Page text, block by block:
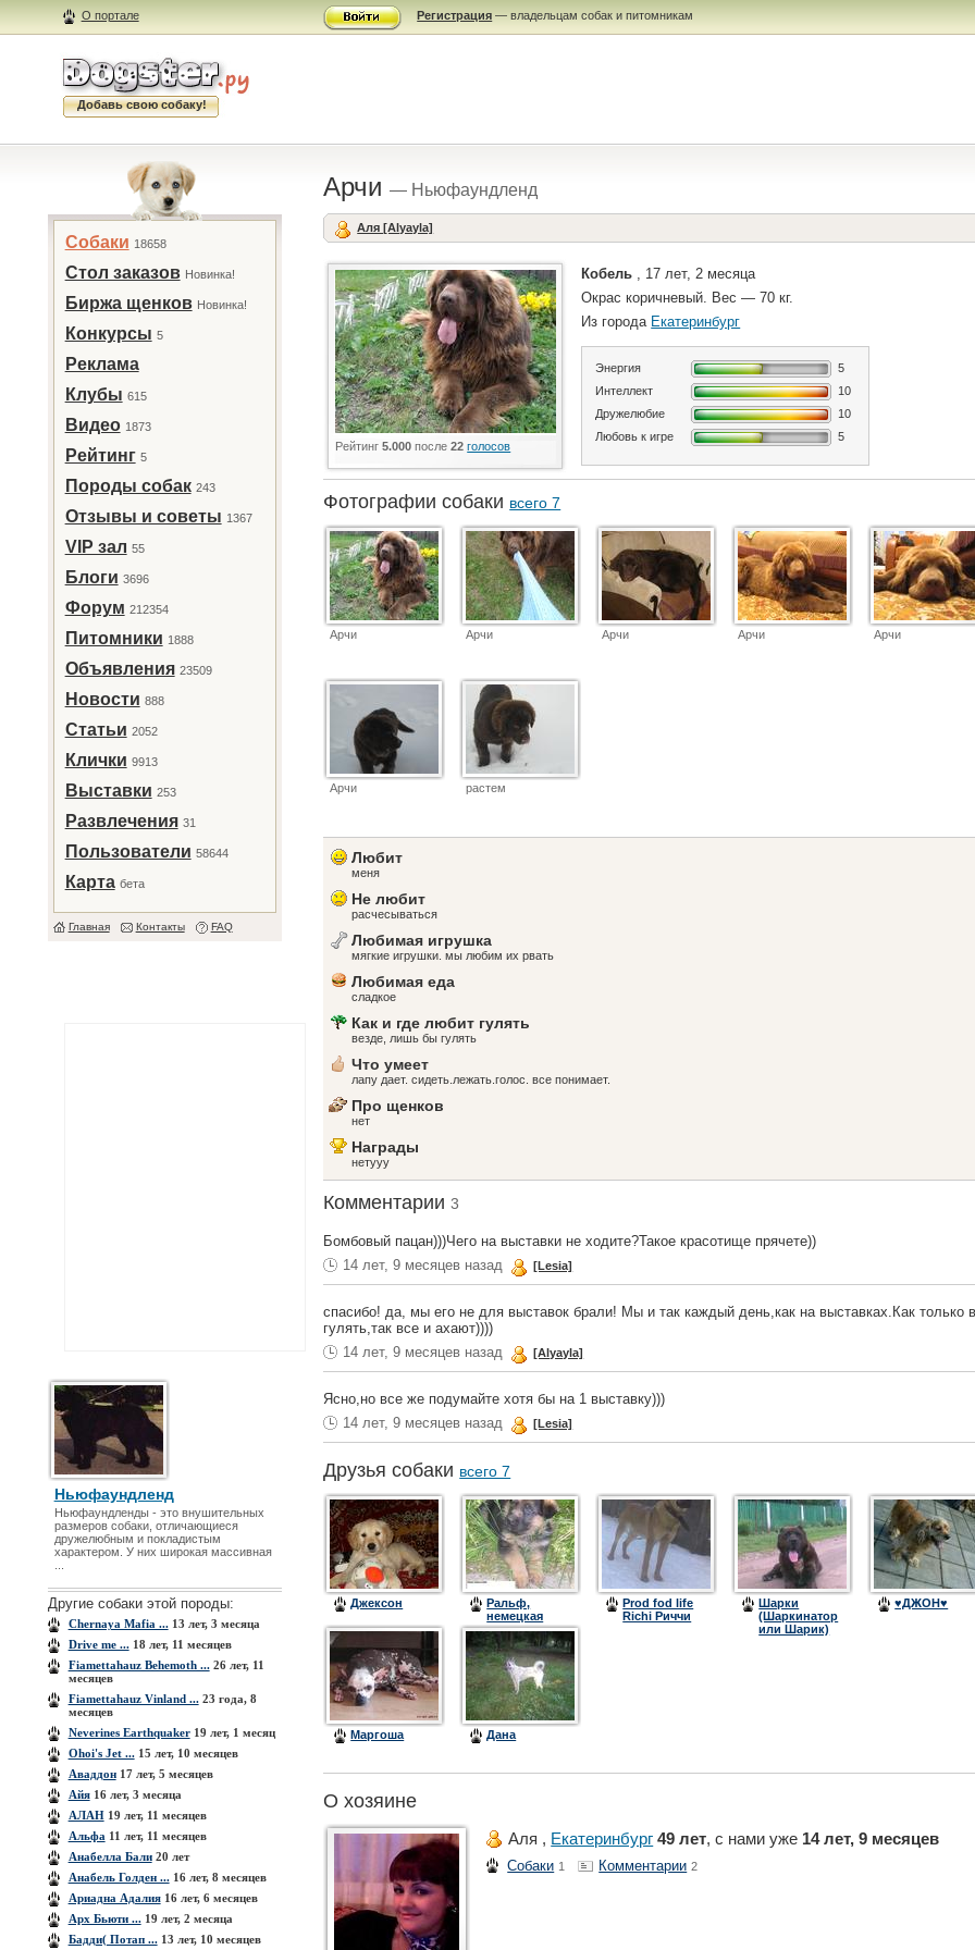
О портале Регистрация — владельцам собак и питомникам
Добавь свою собаку!
Собаки 18658
Стол заказов Новинка!
Биржа щенков Новинка!
Конкурсы 5
Реклама
Клубы 615
Видео 1873
Рейтинг 5
Породы собак 243
Отзывы и советы 1367
VIP зал 55
Блоги 3696
Форум 212354
Питомники 1888
Объявления 23509
Новости 888
Статьи 2052
Клички 9913
Выставки 253
Развлечения 31
Пользователи 58644
Карта бета
Главная Контакты FAQ
Ньюфаундленд
Ньюфаундленды - это внушительных
размеров собаки, отличающиеся
дружелюбным и покладистым
характером. У них широкая массивная
Другие собаки этой породы:
Chernaya Mafia ...13 лет, 3 месяца
Drive me ...18 лет, 11 месяцев
Fiamettahauz Behemoth ...26 лет, 11
месяцев
Fiamettahauz Vinland ...23 года, 8
месяцев
Neverines Earthquaker19 лет, 1 месяц
Ohoi's Jet ...15 лет, 10 месяцев
Аваддон17 лет, 5 месяцев
Айя16 лет, 3 месяца
АЛАН19 лет, 11 месяцев
Альфа 11 лет, 11 месяцев
Анабелла Бали20 лет
Анабель Голден ...16 лет, 8 месяцев
Ариадна Адалия16 лет, 6 месяцев
Арх Бьюти ...19 лет, 2 месяца
Бадди( Потап ...13 лет, 10 месяцев
Арчи— Ньюфаундленд
Аля [Alyayla]
Рейтинг5.000 после22 голосов
Кобель , 17 лет, 2 месяца
Окрас коричневый. Вес — 70 кг.
Из города Екатеринбург
Энергия
5
Интеллект
10
Дружелюбие
10
Любовь к игре
5
Фотографии собаки всего 7
Арчи Арчи Арчи Арчи Арчи
Арчи растем
Любит
меня
Не любит
расчесываться
Любимая игрушка
мягкие игрушки. мы любим их рвать
Любимая еда
сладкое
Как и где любит гулять
везде, лишь бы гулять
Что умеет
лапу дает. сидеть.лежать.голос. все понимает.
Про щенков
нет
Награды
нетууу
Комментарии3
Бомбовый пацан)))Чего на выставки не ходите?Такое красотище прячете))
14 лет, 9 месяцев назад
[Lesia]
спасибо! да, мы его не для выставок брали! Мы и так каждый день,как на выставках.Как только
гулять,так все и ахают))))
14 лет, 9 месяцев назад
[Alyayla]
Ясно,но все же подумайте хотя бы на 1 выставку)))
14 лет, 9 месяцев назад
[Lesia]
Друзья собаки всего 7
Джексон
Ральф,
немецкая
овчарка
Prod fod life
Richi Риччи
Шарки
(Шаркинатор
или Шарик)
♥ДЖОН♥
Маргоша Дана
О хозяине
Аля , Екатеринбург 49 лет, с нами уже 14 лет, 9 месяцев
Собаки 1 Комментарии 2